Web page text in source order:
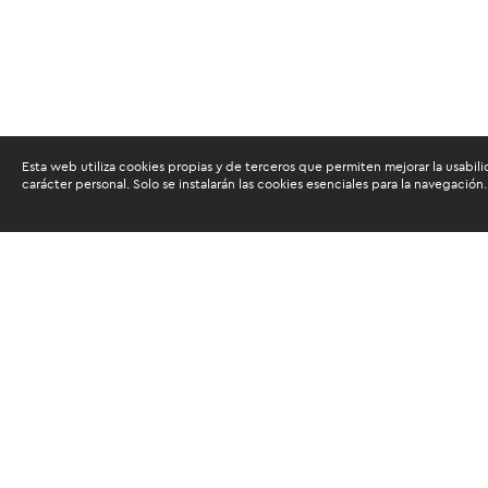
Esta web utiliza cookies propias y de terceros que permiten mejorar la
carácter personal. Solo se instalarán las cookies esenciales para la navegación.